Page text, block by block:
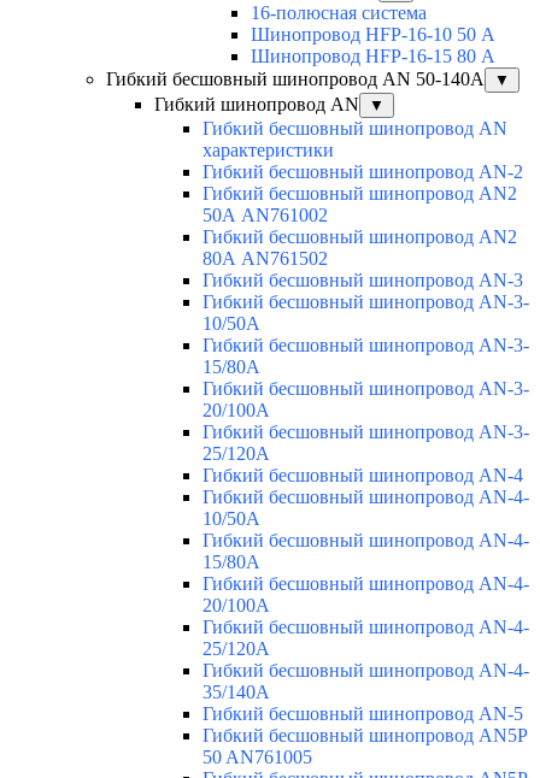
16-полюсная система
Шинопровод HFP-16-10 50 А
Шинопровод HFP-16-15 80 А
Гибкий бесшовный шинопровод AN 50-140А
▼
Гибкий шинопровод AN ▼
Гибкий бесшовный шинопровод AN
характеристики
Гибкий бесшовный шинопровод AN-2
Гибкий бесшовный шинопровод AN2
50А AN761002
Гибкий бесшовный шинопровод AN2
80А AN761502
Гибкий бесшовный шинопровод AN-3
Гибкий бесшовный шинопровод AN-3-
10/50A
Гибкий бесшовный шинопровод AN-3-
15/80A
Гибкий бесшовный шинопровод AN-3-
20/100A
Гибкий бесшовный шинопровод AN-3-
25/120A
Гибкий бесшовный шинопровод AN-4
Гибкий бесшовный шинопровод AN-4-
10/50A
Гибкий бесшовный шинопровод AN-4-
15/80A
Гибкий бесшовный шинопровод AN-4-
20/100A
Гибкий бесшовный шинопровод AN-4-
25/120A
Гибкий бесшовный шинопровод AN-4-
35/140A
Гибкий бесшовный шинопровод AN-5
Гибкий бесшовный шинопровод AN5P
50 AN761005